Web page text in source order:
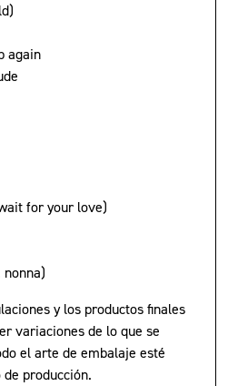
again
for your love)
y los productos finales
variaciones de lo que se
el arte de embalaje esté
producción.